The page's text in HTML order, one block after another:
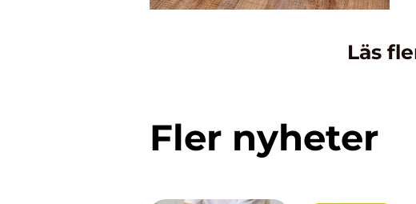
Läs
Fler nyheter